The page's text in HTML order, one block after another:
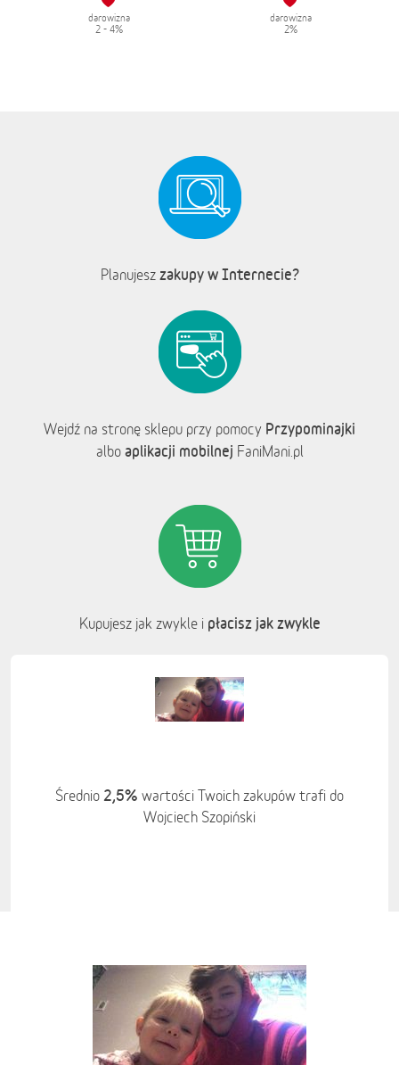
darowizna
2 - 4%
darowizna
2%
Planujesz zakupy w Internecie?
Wejdź na stronę sklepu przy pomocy Przypominajki
albo aplikacji mobilnej FaniMani.pl
Kupujesz jak zwykle i płacisz jak zwykle
Średnio 2,5% wartości Twoich zakupów trafi do
Wojciech Szopiński